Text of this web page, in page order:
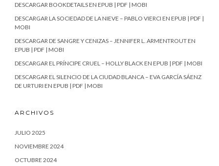
DESCARGAR BOOKDETAILS EN EPUB | PDF | MOBI
DESCARGAR LA SOCIEDAD DE LA NIEVE – PABLO VIERCI EN EPUB | PDF |
MOBI
DESCARGAR DE SANGRE Y CENIZAS – JENNIFER L. ARMENTROUT EN
EPUB | PDF | MOBI
DESCARGAR EL PRÍNCIPE CRUEL – HOLLY BLACK EN EPUB | PDF | MOBI
DESCARGAR EL SILENCIO DE LA CIUDAD BLANCA – EVA GARCÍA SÁENZ
DE URTURI EN EPUB | PDF | MOBI
ARCHIVOS
JULIO 2025
NOVIEMBRE 2024
OCTUBRE 2024